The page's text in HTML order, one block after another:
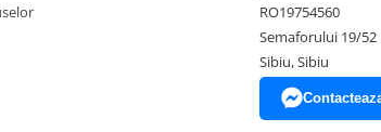
RO19754560
Semaforului 19/52
Sibiu, Sibiu